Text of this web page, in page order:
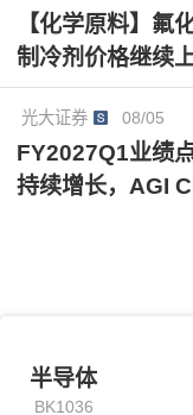
【化学原料】氟
制冷剂价格继续
光大证券 08/05
FY2027Q1业绩
持续增长，AGI
半导体
半导体
BK1036